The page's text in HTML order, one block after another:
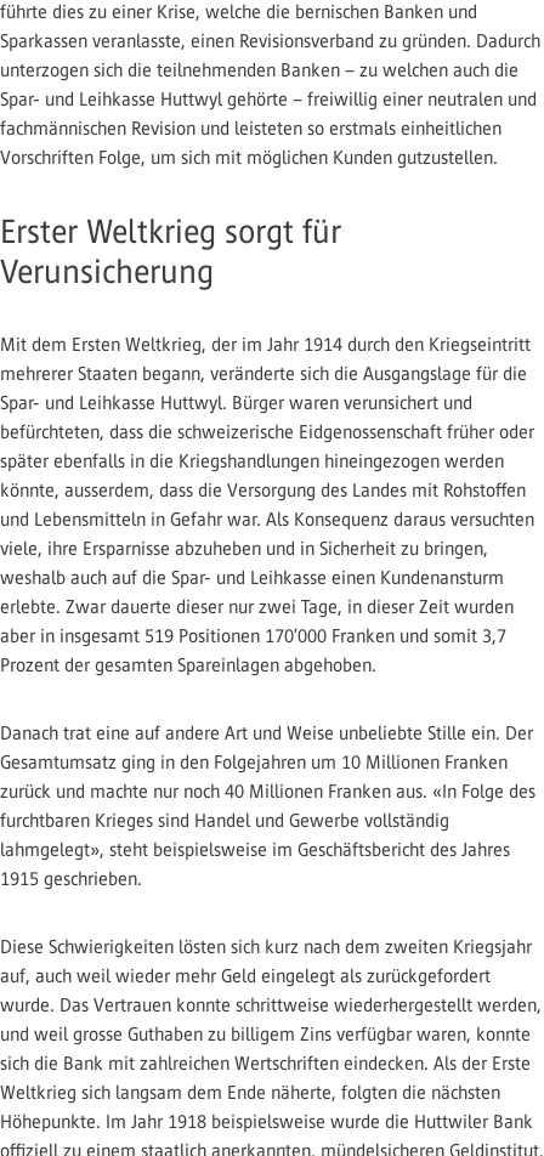
führte dies zu einer Krise, welche die bernischen Banken und
Sparkassen veranlasste, einen Revisionsverband zu gründen. Dadurch
unterzogen sich die teilnehmenden Banken – zu welchen auch die
Spar- und Leihkasse Huttwyl gehörte – freiwillig einer neutralen und
fachmännischen Revision und leisteten so erstmals einheitlichen
Vorschriften Folge, um sich mit möglichen Kunden gutzustellen.
Erster Weltkrieg sorgt für
Verunsicherung
Mit dem Ersten Weltkrieg, der im Jahr 1914 durch den Kriegseintritt
mehrerer Staaten begann, veränderte sich die Ausgangslage für die
Spar- und Leihkasse Huttwyl. Bürger waren verunsichert und
befürchteten, dass die schweizerische Eidgenossenschaft früher oder
später ebenfalls in die Kriegshandlungen hineingezogen werden
könnte, ausserdem, dass die Versorgung des Landes mit Rohstoffen
und Lebensmitteln in Gefahr war. Als Konsequenz daraus versuchten
viele, ihre Ersparnisse abzuheben und in Sicherheit zu bringen,
weshalb auch auf die Spar- und Leihkasse einen Kundenansturm
erlebte. Zwar dauerte dieser nur zwei Tage, in dieser Zeit wurden
aber in insgesamt 519 Positionen 170’000 Franken und somit 3,7
Prozent der gesamten Spareinlagen abgehoben.
Danach trat eine auf andere Art und Weise unbeliebte Stille ein. Der
Gesamtumsatz ging in den Folgejahren um 10 Millionen Franken
zurück und machte nur noch 40 Millionen Franken aus. «In Folge des
furchtbaren Krieges sind Handel und Gewerbe vollständig
lahmgelegt», steht beispielsweise im Geschäftsbericht des Jahres
1915 geschrieben.
Diese Schwierigkeiten lösten sich kurz nach dem zweiten Kriegsjahr
auf, auch weil wieder mehr Geld eingelegt als zurückgefordert
wurde. Das Vertrauen konnte schrittweise wiederhergestellt werden,
und weil grosse Guthaben zu billigem Zins verfügbar waren, konnte
sich die Bank mit zahlreichen Wertschriften eindecken. Als der Erste
Weltkrieg sich langsam dem Ende näherte, folgten die nächsten
Höhepunkte. Im Jahr 1918 beispielsweise wurde die Huttwiler Bank
offiziell zu einem staatlich anerkannten, mündelsicheren Geldinstitut,